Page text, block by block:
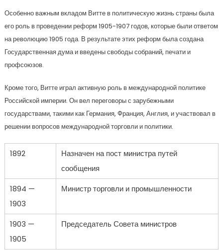
Особенно важным вкладом Витте в политическую жизнь страны была
его роль в проведении реформ 1905-1907 годов, которые были ответом
на революцию 1905 года. В результате этих реформ была создана
Государственная дума и введены свободы собраний, печати и
профсоюзов.
Кроме того, Витте играл активную роль в международной политике
Российской империи. Он вел переговоры с зарубежными
государствами, такими как Германия, Франция, Англия, и участвовал в
решении вопросов международной торговли и политики.
1892
Назначен на пост министра путей
сообщения
1894 —
1903
Министр торговли и промышленности
1903 —
1905
Председатель Совета министров